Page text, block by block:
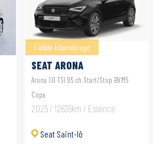
Faible kilométrage
SEAT ARONA
Arona 1.0 TSI 95 ch Start/Stop BVM5
Copa
2025 / 12636km / Essence
Seat Saint-lô